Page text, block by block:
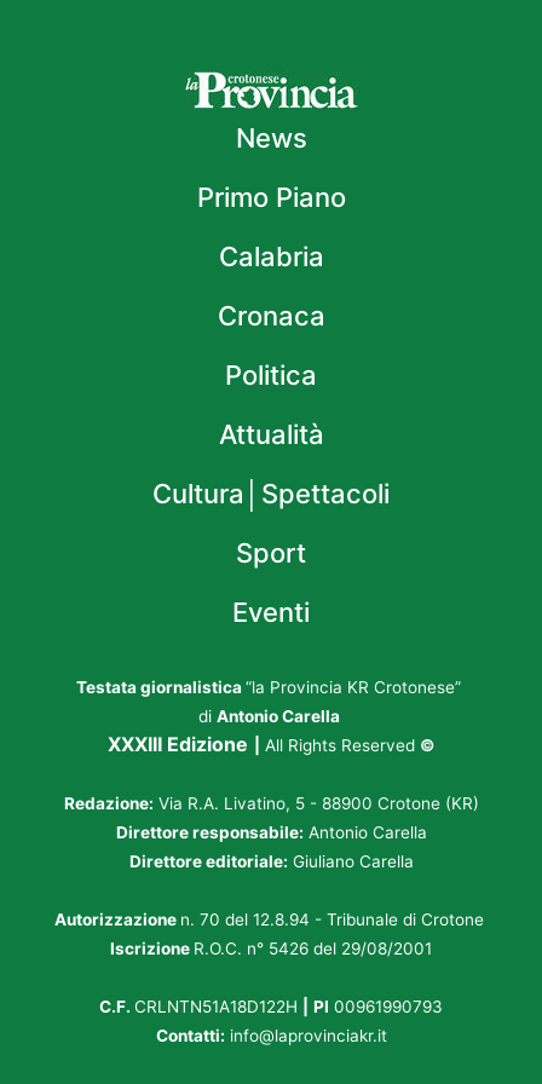
News
Primo Piano
Calabria
Cronaca
Politica
Attualità
Cultura│Spettacoli
Sport
Eventi
Testata giornalistica “la Provincia KR Crotonese”
di Antonio Carella
XXXIII Edizione All Rights Reserved ©
Redazione: Via R.A. Livatino, 5 - 88900 Crotone (KR)
Direttore responsabile: Antonio Carella
Direttore editoriale: Giuliano Carella
Autorizzazione n. 70 del 12.8.94 - Tribunale di Crotone
Iscrizione R.O.C. n° 5426 del 29/08/2001
C.F. CRLNTN51A18D122H PI 00961990793
Contatti: info@laprovinciakr.it